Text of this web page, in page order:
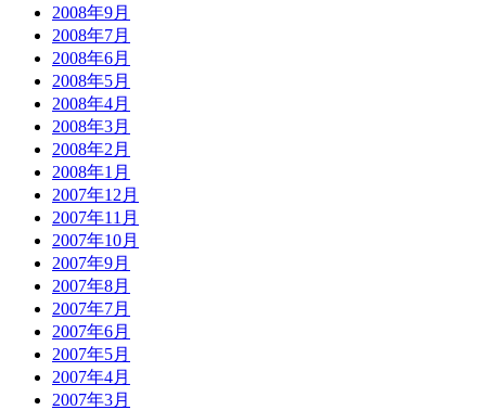
2008年9月
2008年7月
2008年6月
2008年5月
2008年4月
2008年3月
2008年2月
2008年1月
2007年12月
2007年11月
2007年10月
2007年9月
2007年8月
2007年7月
2007年6月
2007年5月
2007年4月
2007年3月